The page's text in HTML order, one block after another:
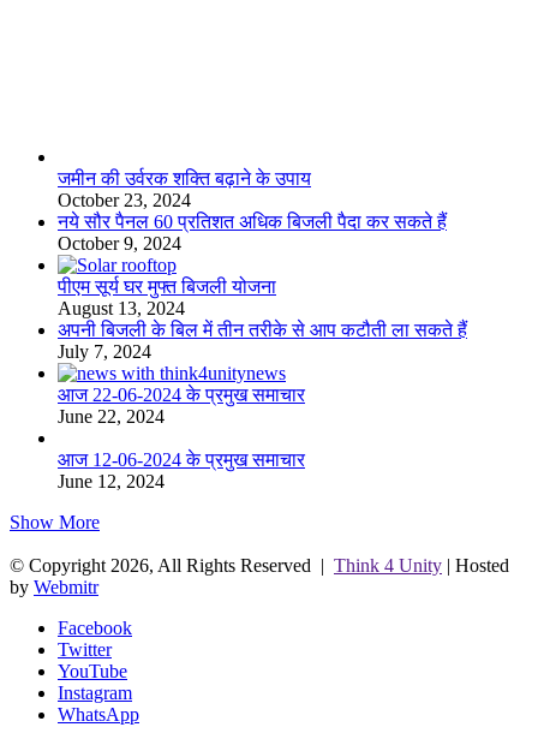
जमीन की उर्वरक शक्ति बढ़ाने के उपाय
October 23, 2024
नये सौर पैनल 60 प्रतिशत अधिक बिजली पैदा कर सकते हैं
October 9, 2024
पीएम सूर्य घर मुफ्त बिजली योजना
August 13, 2024
अपनी बिजली के बिल में तीन तरीके से आप कटौती ला सकते हैं
July 7, 2024
आज 22-06-2024 के प्रमुख समाचार
June 22, 2024
आज 12-06-2024 के प्रमुख समाचार
June 12, 2024
Show More
© Copyright 2026, All Rights Reserved | Think 4 Unity | Hosted
by Webmitr
Facebook
Twitter
YouTube
Instagram
WhatsApp